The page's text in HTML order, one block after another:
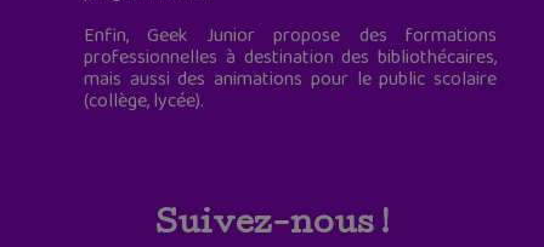
Enfin, Geek Junior propose des formations
professionnelles à destination des bibliothécaires,
mais aussi des animations pour le public scolaire
(collège, lycée).
Suivez-nous !